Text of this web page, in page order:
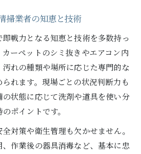
掃業者の知恵と技術
戦力となる知恵と技術を多数持っ
ーペットのシミ抜きやエアコン内
れの種類や場所に応じた専門的な
れます。現場ごとの状況判断力も
状態に応じて洗剤や道具を使い分
ポイントです。
対策や衛生管理も欠かせません。
作業後の器具消毒など、基本に忠